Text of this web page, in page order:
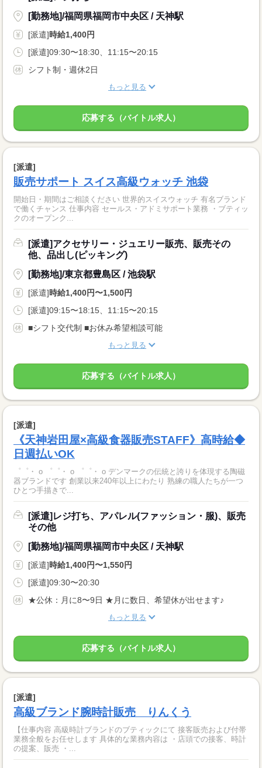
[勤務地]/福岡県福岡市中央区 / 天神駅
[派遣]時給1,400円
[派遣]09:30〜18:30、11:15〜20:15
シフト制・週休2日
もっと見る
応募する（バイトル求人）
[派遣]
販売サポート スイス高級ウォッチ 池袋
開始日・期間はご相談ください 世界的スイスウォッチ 有名ブランド
で働くチャンス 仕事内容 セールス・アドミサポート業務 ・ブティッ
クのオープンク...
[派遣]アクセサリー・ジュエリー販売、販売その
他、品出し(ピッキング)
[勤務地]/東京都豊島区 / 池袋駅
[派遣]時給1,400円〜1,500円
[派遣]09:15〜18:15、11:15〜20:15
■シフト交代制 ■お休み希望相談可能
もっと見る
応募する（バイトル求人）
[派遣]
《天神岩田屋×高級食器販売STAFF》高時給◆
日週払いOK
゜゜・ o ゜゜・ o ゜゜・ o デンマークの伝統と誇りを体現する陶磁
器ブランドです 創業以来240年以上にわたり 熟練の職人たちが一つ
ひとつ手描きで...
[派遣]レジ打ち、アパレル(ファッション・服)、販売
その他
[勤務地]/福岡県福岡市中央区 / 天神駅
[派遣]時給1,400円〜1,550円
[派遣]09:30〜20:30
★公休：月に8〜9日 ★月に数日、希望休が出せます♪
もっと見る
応募する（バイトル求人）
[派遣]
高級ブランド腕時計販売 りんくう
【仕事内容 高級時計ブランドのブティックにて 接客販売および付帯
業務全般をお任せします 具体的な業務内容は ・店頭での接客、時計
の提案、販売 ・...